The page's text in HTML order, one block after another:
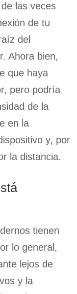
las veces
de tu
del
Ahora bien,
que haya
pero podría
de la
en la
y, por
la distancia.
tienen
lo general,
lejos de
y la